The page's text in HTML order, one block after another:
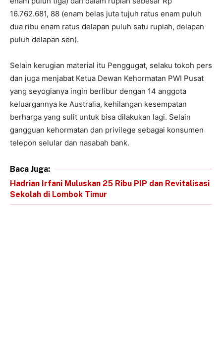
16.762.681, 88 (enam belas juta tujuh ratus enam puluh
dua ribu enam ratus delapan puluh satu rupiah, delapan
puluh delapan sen).
Selain kerugian material itu Penggugat, selaku tokoh pers
dan juga menjabat Ketua Dewan Kehormatan PWI Pusat
yang seyogianya ingin berlibur dengan 14 anggota
keluargannya ke Australia, kehilangan kesempatan
berharga yang sulit untuk bisa dilakukan lagi. Selain
gangguan kehormatan dan privilege sebagai konsumen
telepon selular dan nasabah bank.
Baca Juga:
Hadrian Irfani Muluskan 25 Ribu PIP dan Revitalisasi
Sekolah di Lombok Timur